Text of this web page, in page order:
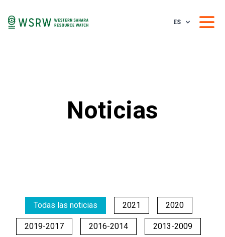
ES
Noticias
Todas las noticias 2021 2020
2019-2017 2016-2014 2013-2009